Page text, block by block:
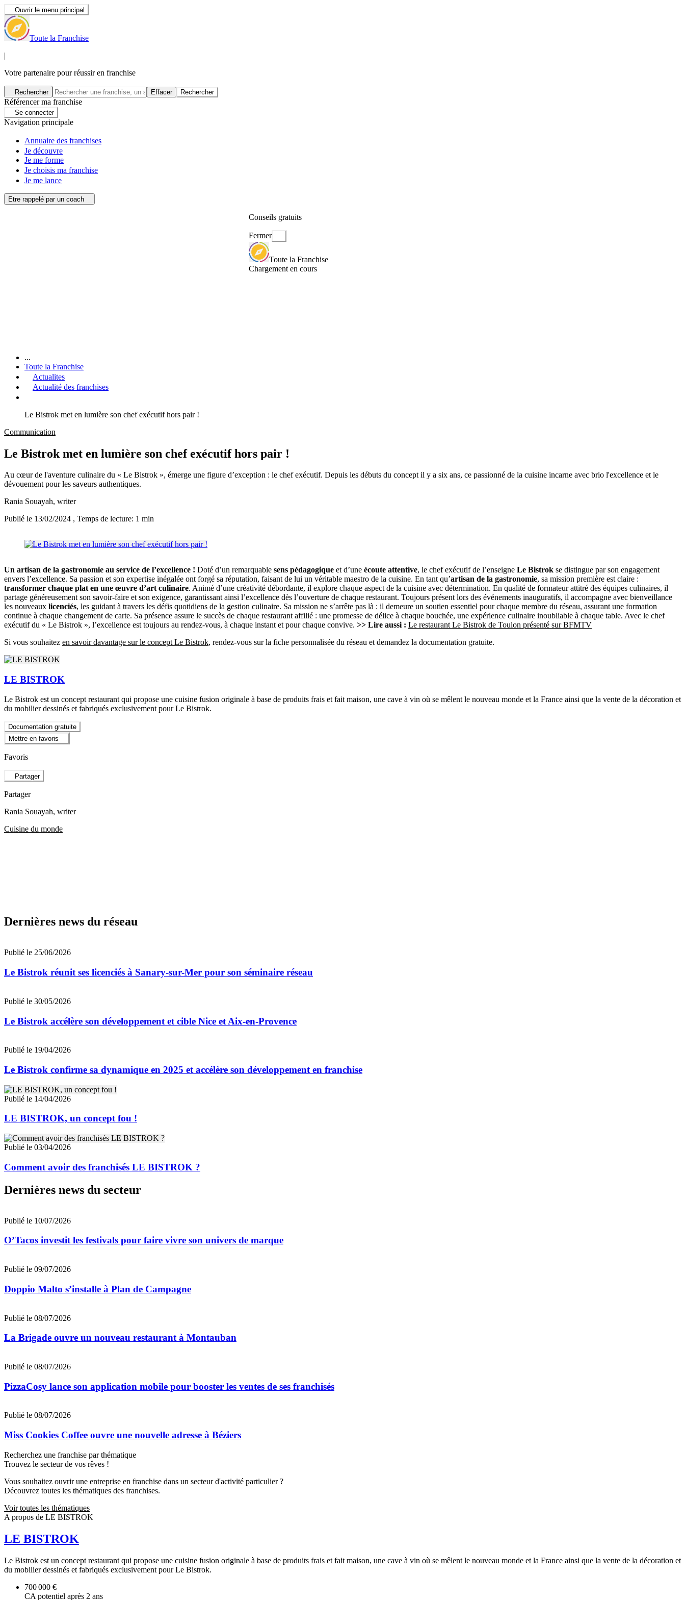
Ouvrir le menu principal
Toute la Franchise
|
Votre partenaire pour réussir en franchise
Rechercher Effacer Rechercher
Référencer ma franchise
Se connecter
Navigation principale
Annuaire des franchises
Je découvre
Je me forme
Je choisis ma franchise
Je me lance
Etre rappelé par un coach
Conseils gratuits
Fermer
Toute la Franchise
Chargement en cours
...
Toute la Franchise
Actualites
Actualité des franchises
Le Bistrok met en lumière son chef exécutif hors pair !
Communication
Le Bistrok met en lumière son chef exécutif hors pair !
Au cœur de l'aventure culinaire du « Le Bistrok », émerge une figure d’exception : le chef exécutif. Depuis les débuts du concept il y a six ans, ce passionné de la cuisine incarne avec brio l'excellence et le
dévouement pour les saveurs authentiques.
Rania Souayah, writer
Publié le 13/02/2024 , Temps de lecture: 1 min
Un artisan de la gastronomie au service de l’excellence ! Doté d’un remarquable sens pédagogique et d’une écoute attentive, le chef exécutif de l’enseigne Le Bistrok se distingue par son engagement
envers l’excellence. Sa passion et son expertise inégalée ont forgé sa réputation, faisant de lui un véritable maestro de la cuisine. En tant qu’artisan de la gastronomie, sa mission première est claire :
transformer chaque plat en une œuvre d’art culinaire. Animé d’une créativité débordante, il explore chaque aspect de la cuisine avec détermination. En qualité de formateur attitré des équipes culinaires, il
partage généreusement son savoir-faire et son exigence, garantissant ainsi l’excellence dès l’ouverture de chaque restaurant. Toujours présent lors des événements inauguratifs, il accompagne avec bienveillance
les nouveaux licenciés, les guidant à travers les défis quotidiens de la gestion culinaire. Sa mission ne s’arrête pas là : il demeure un soutien essentiel pour chaque membre du réseau, assurant une formation
continue à chaque changement de carte. Sa présence assure le succès de chaque restaurant affilié : une promesse de délice à chaque bouchée, une expérience culinaire inoubliable à chaque table. Avec le chef
exécutif du « Le Bistrok », l’excellence est toujours au rendez-vous, à chaque instant et pour chaque convive. >> Lire aussi : Le restaurant Le Bistrok de Toulon présenté sur BFMTV
Si vous souhaitez en savoir davantage sur le concept Le Bistrok, rendez-vous sur la fiche personnalisée du réseau et demandez la documentation gratuite.
LE BISTROK
Le Bistrok est un concept restaurant qui propose une cuisine fusion originale à base de produits frais et fait maison, une cave à vin où se mêlent le nouveau monde et la France ainsi que la vente de la décoration et
du mobilier dessinés et fabriqués exclusivement pour Le Bistrok.
Documentation gratuite
Mettre en favoris
Favoris
Partager
Partager
Rania Souayah, writer
Cuisine du monde
Dernières news du réseau
Publié le 25/06/2026
Le Bistrok réunit ses licenciés à Sanary-sur-Mer pour son séminaire réseau
Publié le 30/05/2026
Le Bistrok accélère son développement et cible Nice et Aix-en-Provence
Publié le 19/04/2026
Le Bistrok confirme sa dynamique en 2025 et accélère son développement en franchise
Publié le 14/04/2026
LE BISTROK, un concept fou !
Publié le 03/04/2026
Comment avoir des franchisés LE BISTROK ?
Dernières news du secteur
Publié le 10/07/2026
O’Tacos investit les festivals pour faire vivre son univers de marque
Publié le 09/07/2026
Doppio Malto s’installe à Plan de Campagne
Publié le 08/07/2026
La Brigade ouvre un nouveau restaurant à Montauban
Publié le 08/07/2026
PizzaCosy lance son application mobile pour booster les ventes de ses franchisés
Publié le 08/07/2026
Miss Cookies Coffee ouvre une nouvelle adresse à Béziers
Recherchez une franchise par thématique
Trouvez le secteur de vos rêves !
Vous souhaitez ouvrir une entreprise en franchise dans un secteur d'activité particulier ?
Découvrez toutes les thématiques des franchises.
Voir toutes les thématiques
A propos de LE BISTROK
LE BISTROK
Le Bistrok est un concept restaurant qui propose une cuisine fusion originale à base de produits frais et fait maison, une cave à vin où se mêlent le nouveau monde et la France ainsi que la vente de la décoration et
du mobilier dessinés et fabriqués exclusivement pour Le Bistrok.
700 000 €
CA potentiel après 2 ans